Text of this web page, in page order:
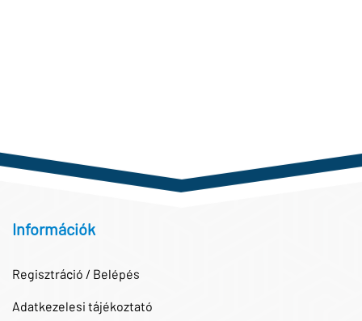
Információk
Regisztráció / Belépés
Adatkezelesi tájékoztató